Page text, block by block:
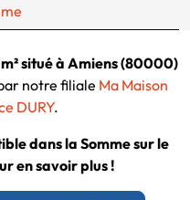
situé à Amiens (80000)
notre filiale Ma Maison
DURY.
dans la Somme sur le
en savoir plus !